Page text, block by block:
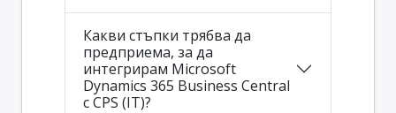
Какви стъпки трябва да
предприема, за да
интегрирам Microsoft
Dynamics 365 Business Central
с CPS (IT)?